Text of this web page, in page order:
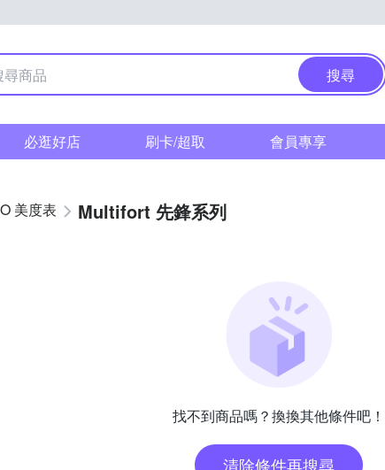
搜尋
必逛好店 刷卡/超取 會員專享
美度表 Multifort 先鋒系列
找不到商品嗎？換換其他條件吧！
清除條件再搜尋